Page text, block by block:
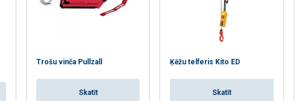
Trošu vinča Pullzall
Skatīt
Ķēžu telferis Kito ED
Skatīt